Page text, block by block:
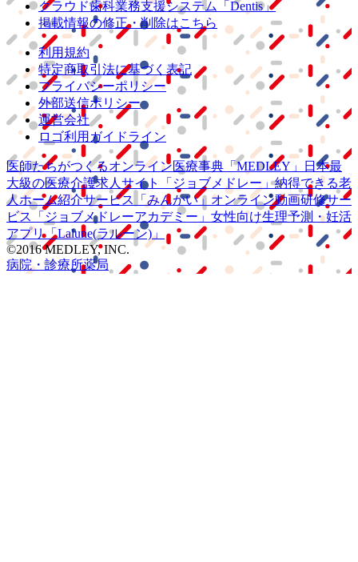
クラウド歯科業務支援システム
「Dentis」
掲載情報の修正・削除はこちら
利用規約
特定商取引法に基づく表記
プライバシーポリシー
外部送信ポリシー
運営会社
ロゴ利用ガイドライン
医師たちがつくるオンライン医療事典 「MEDLEY」
日本最
大級の医療介護求人サイト 「ジョブメドレー」納得できる老
人ホーム紹介サービス
「みんかい」 オンライン動画研修サー
ビス
「ジョブメドレーアカデミー」 女性向け生理予測・妊活
アプリ「Lalune(ラルーン)」
©2016 MEDLEY, INC.
病院・診療所薬局